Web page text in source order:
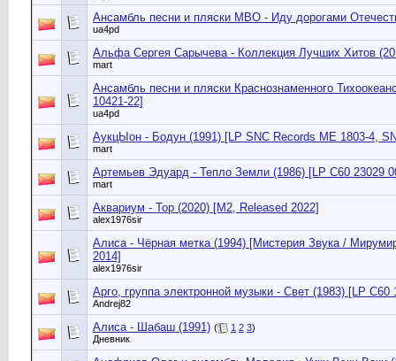
Ансамбль песни и пляски МВО - Иду дорогами
ua4pd
Альфа Сергея Сарычева - Коллекция Лучших Хитов
mart
Ансамбль песни и пляски Краснознаменного
10421-22]
ua4pd
АукцЫон - Бодун (1991) [LP SNC Records МЕ 1803-4,
mart
Артемьев Эдуард - Тепло Земли (1986) [LP С60 23029
mart
Аквариум - Тор (2020) [M2, Released 2022]
alex1976sir
Алиса - Чёрная метка (1994) [Мистерия Звука /
2014]
alex1976sir
Арго, группа электронной музыки - Свет (1983) [LP C60
Andrej82
Алиса - Шабаш (1991) ( 1 2 3)
Дневник